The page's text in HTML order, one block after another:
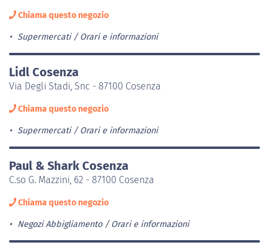
Chiama questo negozio
Supermercati Orari e informazioni
Lidl Cosenza
Via Degli Stadi, Snc - 87100 Cosenza
Chiama questo negozio
Supermercati Orari e informazioni
Paul & Shark Cosenza
C.so G. Mazzini, 62 - 87100 Cosenza
Chiama questo negozio
Negozi Abbigliamento Orari e informazioni